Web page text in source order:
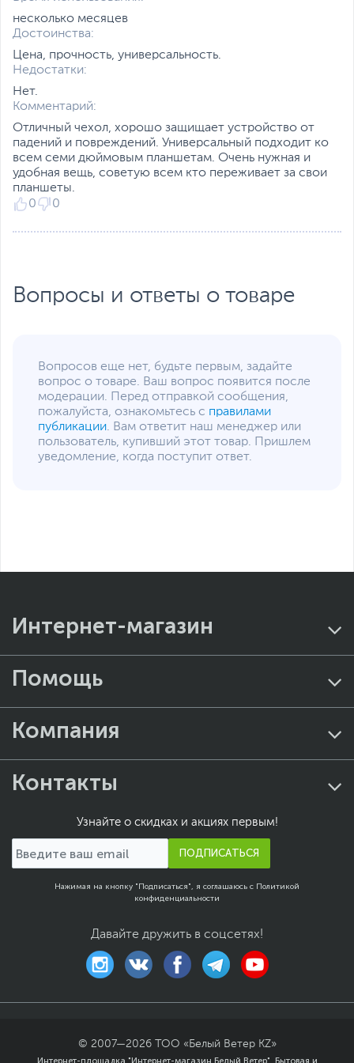
несколько месяцев
Достоинства:
Цена, прочность, универсальность.
Недостатки:
Нет.
Комментарий:
Отличный чехол, хорошо защищает устройство от
падений и повреждений. Универсальный подходит ко
всем семи дюймовым планшетам. Очень нужная и
удобная вещь, советую всем кто переживает за свои
планшеты.
0
0
Вопросы и ответы о товаре
Вопросов еще нет, будьте первым, задайте
вопрос о товаре. Ваш вопрос появится после
модерации. Перед отправкой сообщения,
пожалуйста, ознакомьтесь с правилами
публикации. Вам ответит наш менеджер или
пользователь, купивший этот товар. Пришлем
уведомление, когда поступит ответ.
Интернет-магазин
Помощь
Компания
Контакты
Узнайте о скидках и акциях первым!
ПОДПИСАТЬСЯ
Нажимая на кнопку "Подписаться", я соглашаюсь с Политикой
конфиденциальности
Давайте дружить в соцсетях!
© 2007—2026
ТОО «Белый Ветер KZ»
Интернет-площадка "Интернет-магазин Белый Ветер". Бытовая и